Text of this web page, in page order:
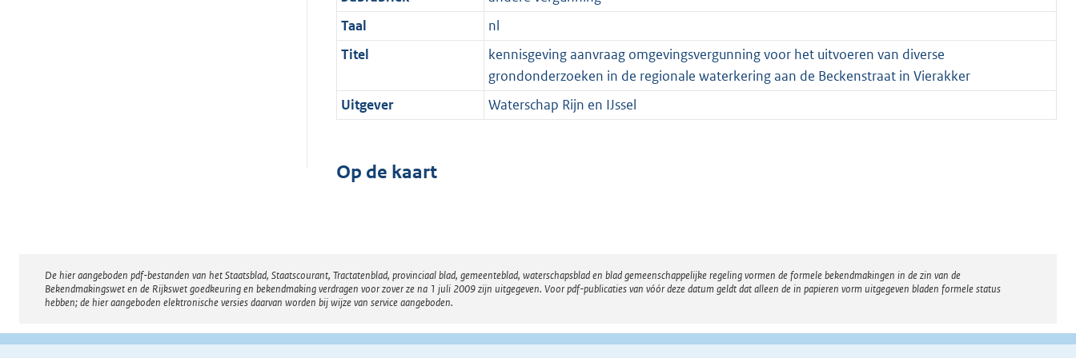
Taal
nl
Titel
kennisgeving aanvraag omgevingsvergunning voor het uitvoeren van diverse
grondonderzoeken in de regionale waterkering aan de Beckenstraat in Vierakker
Uitgever
Waterschap Rijn en IJssel
Op de kaart
Disclaimer
De hier aangeboden pdf-bestanden van het Staatsblad, Staatscourant, Tractatenblad, provinciaal blad, gemeenteblad, waterschapsblad en blad gemeenschappelijke regeling vormen de formele bekendmakingen in de zin van de
Bekendmakingswet en de Rijkswet goedkeuring en bekendmaking verdragen voor zover ze na 1 juli 2009 zijn uitgegeven. Voor pdf-publicaties van vóór deze datum geldt dat alleen de in papieren vorm uitgegeven bladen formele status
hebben; de hier aangeboden elektronische versies daarvan worden bij wijze van service aangeboden.